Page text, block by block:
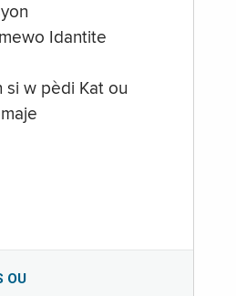
Idantite
si w pèdi Kat ou
OU